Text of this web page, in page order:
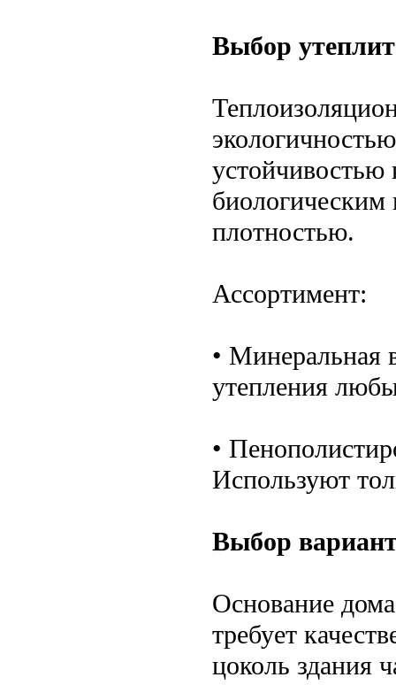
Выбор
биологическим
плотностью.
Ассортимент:
• Минеральная
утепления
•
Используют
Выбор
Основание
требует
цоколь здания